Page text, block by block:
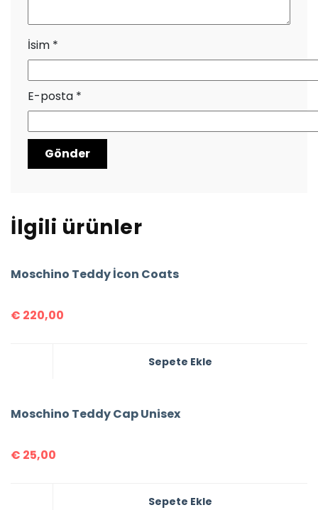
İsim *
E-posta *
İlgili ürünler
Moschino Teddy İcon Coats
€ 220,00
Sepete Ekle
Moschino Teddy Cap Unisex
€ 25,00
Sepete Ekle